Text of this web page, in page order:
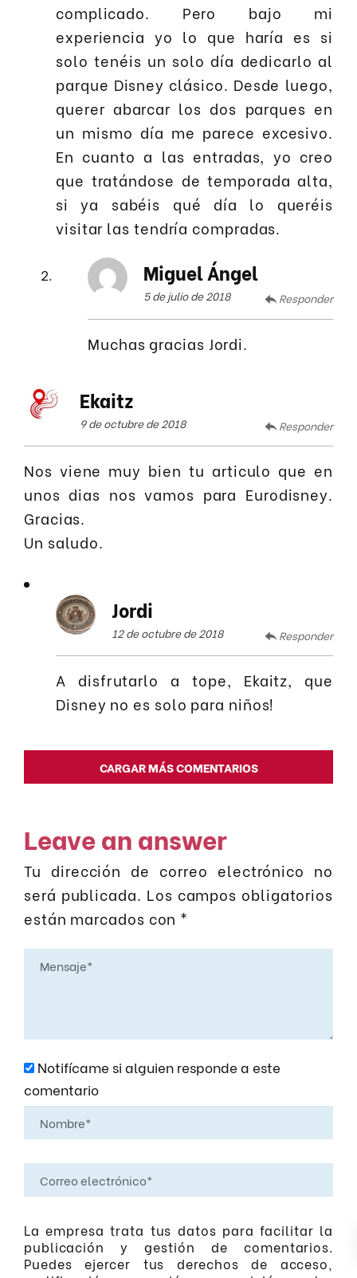
complicado. Pero bajo mi
experiencia yo lo que haría es si
solo tenéis un solo día dedicarlo al
parque Disney clásico. Desde luego,
querer abarcar los dos parques en
un mismo día me parece excesivo.
En cuanto a las entradas, yo creo
que tratándose de temporada alta,
si ya sabéis qué día lo queréis
visitar las tendría compradas.
Miguel Ángel
5 de julio de 2018 Responder
Muchas gracias Jordi.
Ekaitz
9 de octubre de 2018 Responder
Nos viene muy bien tu articulo que en
unos dias nos vamos para Eurodisney.
Gracias.
Un saludo.
Jordi
12 de octubre de 2018 Responder
A disfrutarlo a tope, Ekaitz, que
Disney no es solo para niños!
CARGAR MÁS COMENTARIOS
Leave an answer
Tu dirección de correo electrónico no
será publicada. Los campos obligatorios
están marcados con *
Notifícame si alguien responde a este
comentario
La empresa trata tus datos para facilitar la
publicación y gestión de comentarios.
Puedes ejercer tus derechos de acceso,